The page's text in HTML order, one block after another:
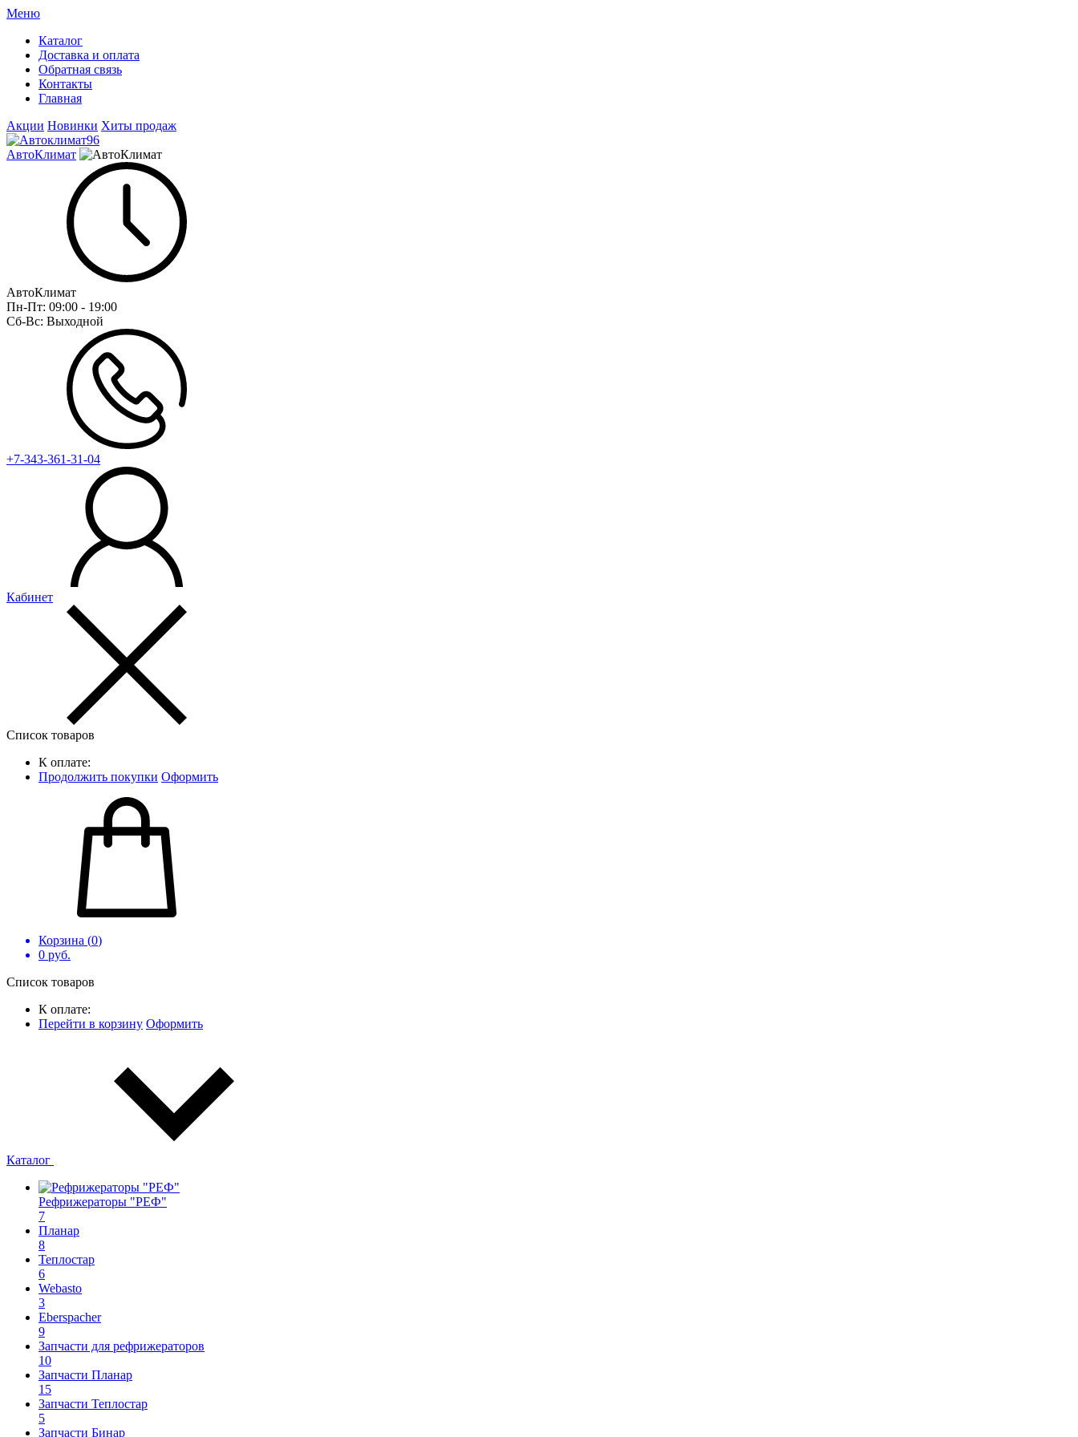
Меню
Каталог
Доставка и оплата
Обратная связь
Контакты
Главная
Акции Новинки Хиты продаж
АвтоКлимат
АвтоКлимат
Пн-Пт: 09:00 - 19:00
Сб-Вс: Выходной
+7-343-361-31-04
Кабинет
Список товаров
К оплате:
Продолжить покупки Оформить
Корзина (0)
0 руб.
Список товаров
К оплате:
Перейти в корзину Оформить
Каталог
Рефрижераторы "РЕФ"
7
Планар
8
Теплостар
6
Webasto
3
Eberspacher
9
Запчасти для рефрижераторов
10
Запчасти Планар
15
Запчасти Теплостар
5
Запчасти Бинар